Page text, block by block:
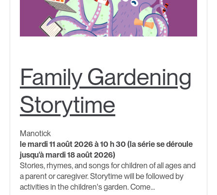
Family Gardening
Storytime
Manotick
le mardi 11 août 2026 à 10 h 30 (la série se déroule
jusqu'à mardi 18 août 2026)
Stories, rhymes, and songs for children of all ages and
a parent or caregiver. Storytime will be followed by
activities in the children's garden. Come...